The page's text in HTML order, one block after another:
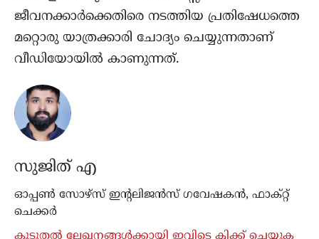
ജീവനക്കാര്‍ക്കെതിരെ നടത്തിയ പ്രതിഷേധത്തെ
മറ്റൊരു യാത്രക്കാരി ചോദ്യം ചെയ്യുന്നതാണ്
വീഡിയോയില്‍ കാണുന്നത്.
സുജിത് എ
ഓപ്പൺ സോഴ്‌സ് ഇന്റലിജൻസ് ഗവേഷകൻ, ഫാക്റ്റ്
ചെക്കർ
കൂടുതൽ ലേഖനങ്ങൾക്കായി ഇവിടെ ക്ലിക്ക് ചെയ്യുക